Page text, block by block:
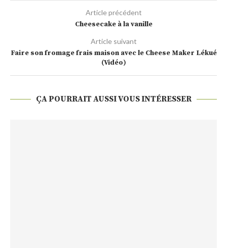
Article précédent
Cheesecake à la vanille
Article suivant
Faire son fromage frais maison avec le Cheese Maker Lékué
(Vidéo)
ÇA POURRAIT AUSSI VOUS INTÉRESSER